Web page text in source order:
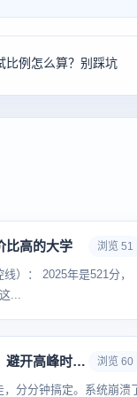
比例怎么算？别踩坑
比高的大学 浏览 51
）： 2025年是521分，
...
研招网报名系统崩溃了怎么办？避开高峰时段小技巧 浏览 60
分分钟搞定。系统崩溃